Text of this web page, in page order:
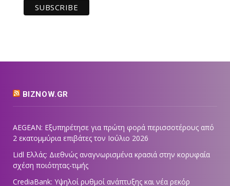
BIZNOW.GR
AEGEAN: Εξυπηρέτησε για πρώτη φορά περισσοτέρους από
2 εκατομμύρια επιβάτες τον Ιούλιο 2026
Lidl Ελλάς: Διεθνώς αναγνωρισμένα κρασιά στην κορυφαία
σχέση ποιότητας-τιμής
CrediaBank: Υψηλοί ρυθμοί ανάπτυξης και νέα ρεκόρ